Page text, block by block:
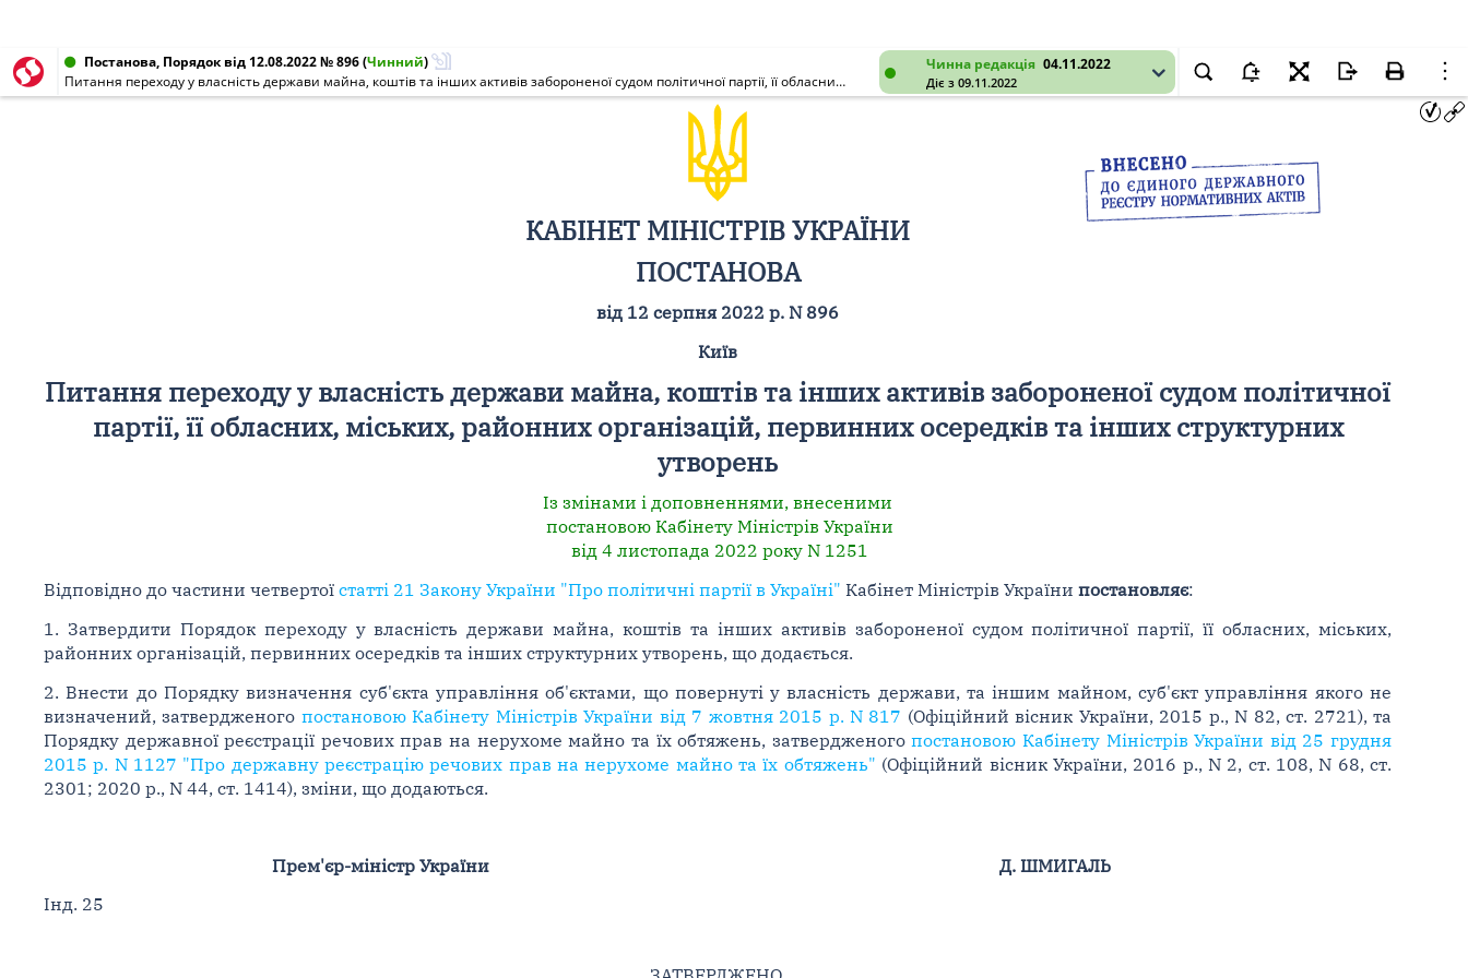
Чинна редакція 04.11.2022
Діє з 09.11.2022
Постанова, Порядок від 12.08.2022 № 896(Чинний)
Питання переходу у власність держави майна, коштів та інших активів забороненої судом політичної партії, її обласних, міських, районних організацій, первинних осередків та інших структурних утворень